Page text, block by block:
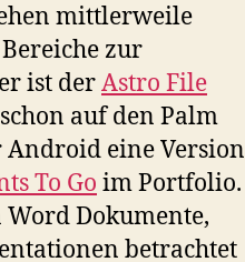
mittlerweile
zur
ist derAstro File
auf den Palm
eine Version
To Go im Portfolio.
Dokumente,
betrachtet